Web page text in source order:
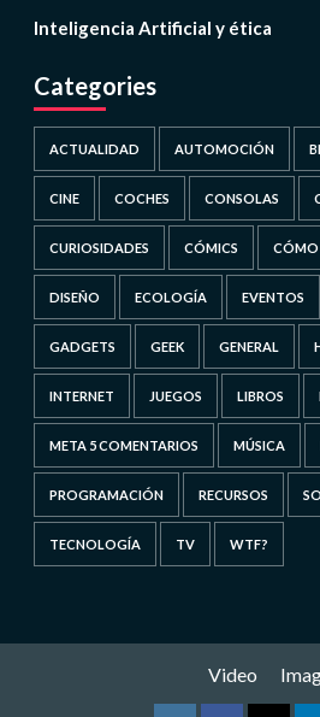
Inteligencia Artificial y ética
Categories
ACTUALIDAD AUTOMOCIÓN
CINE COCHES CONSOLAS
CURIOSIDADES CÓMICS CÓMO
DISEÑO ECOLOGÍA EVENTOS
GADGETS GEEK GENERAL
INTERNET JUEGOS LIBROS
META 5 COMENTARIOS MÚSICA
PROGRAMACIÓN RECURSOS
TECNOLOGÍA TV WTF?
Video